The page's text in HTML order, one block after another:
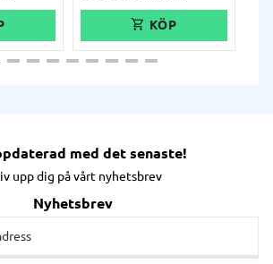
genom
mot kunden. Kompletteras
med lämplig fästplatta ur
SpacePole-sortimentet.
med det senaste!
upp dig på vårt nyhetsbrev
Nyhetsbrev